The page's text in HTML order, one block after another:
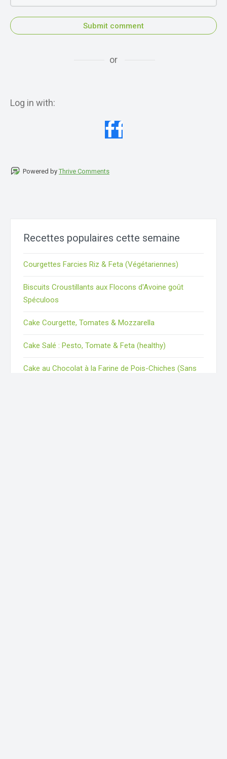
Submit comment
or
Log in with:
Powered byThrive Comments
Recettes populaires cette semaine
Courgettes Farcies Riz & Feta (Végétariennes)
Biscuits Croustillants aux Flocons d'Avoine goût
Spéculoos
Cake Courgette, Tomates & Mozzarella
Cake Salé : Pesto, Tomate & Feta (healthy)
Cake au Chocolat à la Farine de Pois-Chiches (Sans